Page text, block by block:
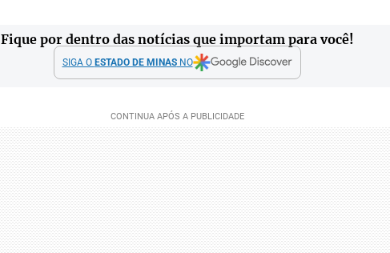
Fique por dentro das notícias que importam para você!
SIGA O ESTADO DE MINASNO